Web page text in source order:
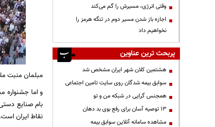
مبلمان منبت
و اما جشنواره
بام صنایع
نقاط ایران است.
وقتی انرژی، مسیرش را گم می‌کند
اجازه باز شدن مسیر دوم در تنگه هرمز را
نخواهیم داد
پربحث ترین عناوین
هشتمین کلان شهر ایران مشخص شد
سوابق بیمه شدگان روی سایت تامین اجتماعی
همجنس گرایی در شبکه من و تو
13 توصیه آسان برای رفع بوی بد دهان
مشاهده سامانه آنلاين سوابق بیمه